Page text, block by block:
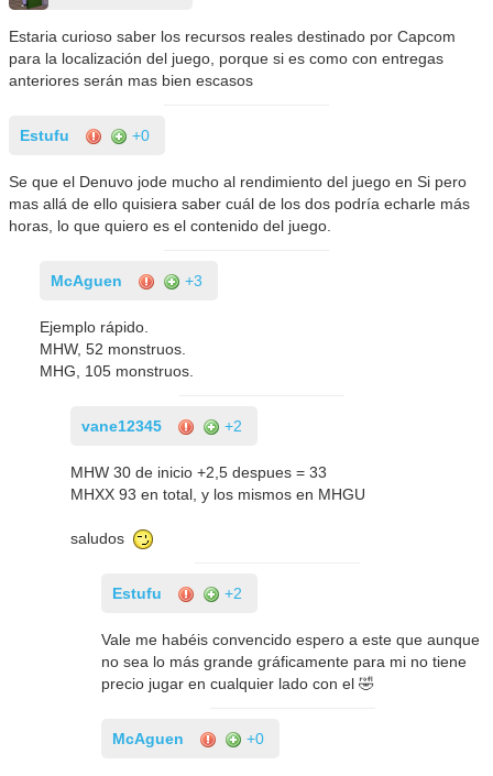
Estaria curioso saber los recursos reales destinado por Capcom
para la localización del juego, porque si es como con entregas
anteriores serán mas bien escasos
Estufu +0
Se que el Denuvo jode mucho al rendimiento del juego en Si pero
mas allá de ello quisiera saber cuál de los dos podría echarle más
horas, lo que quiero es el contenido del juego.
McAguen +3
Ejemplo rápido.
MHW, 52 monstruos.
MHG, 105 monstruos.
vane12345 +2
MHW 30 de inicio +2,5 despues = 33
MHXX 93 en total, y los mismos en MHGU
saludos
Estufu +2
Vale me habéis convencido espero a este que aunque
no sea lo más grande gráficamente para mi no tiene
precio jugar en cualquier lado con el 🤣
McAguen +0